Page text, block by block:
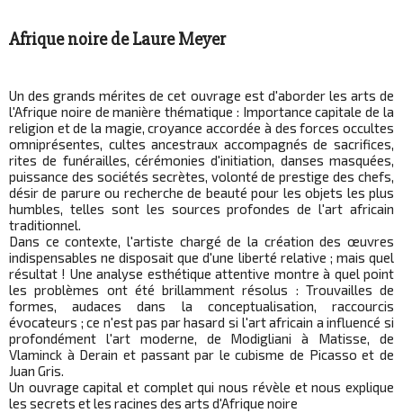
Afrique noire de Laure Meyer
Un des grands mérites de cet ouvrage est d'aborder les arts de
l'Afrique noire de manière thématique : Importance capitale de la
religion et de la magie, croyance accordée à des forces occultes
omniprésentes, cultes ancestraux accompagnés de sacrifices,
rites de funérailles, cérémonies d'initiation, danses masquées,
puissance des sociétés secrètes, volonté de prestige des chefs,
désir de parure ou recherche de beauté pour les objets les plus
humbles, telles sont les sources profondes de l'art africain
traditionnel.
Dans ce contexte, l'artiste chargé de la création des œuvres
indispensables ne disposait que d'une liberté relative ; mais quel
résultat ! Une analyse esthétique attentive montre à quel point
les problèmes ont été brillamment résolus : Trouvailles de
formes, audaces dans la conceptualisation, raccourcis
évocateurs ; ce n'est pas par hasard si l'art africain a influencé si
profondément l'art moderne, de Modigliani à Matisse, de
Vlaminck à Derain et passant par le cubisme de Picasso et de
Juan Gris.
Un ouvrage capital et complet qui nous révèle et nous explique
les secrets et les racines des arts d'Afrique noire